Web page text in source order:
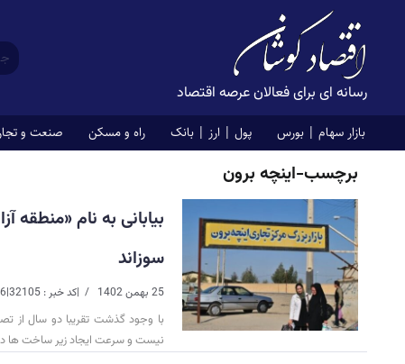
رسانه ای برای فعالان عرصه اقتصاد
بازار سهام | بورس پول | ارز | بانک راه و مسکن صنعت و
برچسب-اینچه برون
بیابانی به نام
سوزاند
25 بهمن 1402 |کد خبر : 32105 |6 دقیقه خواندن
با وجود گذشت تقریبا دو سال از
نیست و سرعت ایجاد زیر ساخت ها